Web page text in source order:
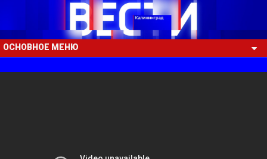
ОСНОВНОЕ МЕНЮ